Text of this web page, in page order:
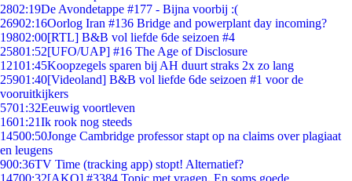
2802:19De Avondetappe #177 - Bijna voorbij :(
26902:16Oorlog Iran #136 Bridge and powerplant day incoming?
19802:00[RTL] B&B vol liefde 6de seizoen #4
25801:52[UFO/UAP] #16 The Age of Disclosure
12101:45Koopzegels sparen bij AH duurt straks 2x zo lang
25901:40[Videoland] B&B vol liefde 6de seizoen #1 voor de
vooruitkijkers
5701:32Eeuwig voortleven
1601:21Ik rook nog steeds
14500:50Jonge Cambridge professor stapt op na claims over plagiaat
en leugens
900:36TV Time (tracking app) stopt! Alternatief?
14700:32[AKQ] #3384 Topic met vragen. En soms goede